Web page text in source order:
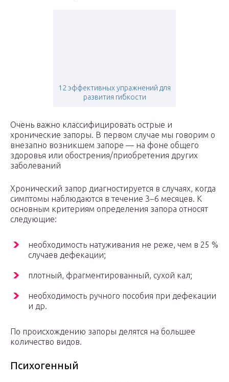
12 эффективных упражнений для
развития гибкости
Очень важно классифицировать острые и
хронические запоры. В первом случае мы говорим о
внезапно возникшем запоре — на фоне общего
здоровья или обострения/приобретения других
заболеваний
Хронический запор диагностируется в случаях, когда
симптомы наблюдаются в течение 3−6 месяцев. К
основным критериям определения запора относят
следующие:
необходимость натуживания не реже, чем в 25 %
случаев дефекации;
плотный, фрагментированный, сухой кал;
необходимость ручного пособия при дефекации
и др.
По происхождению запоры делятся на большее
количество видов.
Психогенный